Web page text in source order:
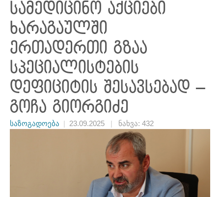
სამედიცინო აქციები
ხარაგაულში
ერთადერთი გზაა
სპეციალისტების
დეფიციტის შესავსებად –
გოჩა გიორგიძე
საზოგადოება 23.09.2025 ნახვა: 432